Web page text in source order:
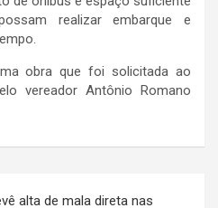
realizar embarque e
obra que foi solicitada ao
vereador Antônio Romano
alta de mala direta nas